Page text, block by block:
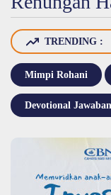
TRENDING :
Mimpi Rohani
Devotional Jawaban